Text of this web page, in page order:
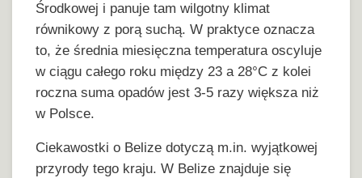
Środkowej i panuje tam wilgotny klimat
równikowy z porą suchą. W praktyce oznacza
to, że średnia miesięczna temperatura oscyluje
w ciągu całego roku między 23 a 28°C z kolei
roczna suma opadów jest 3-5 razy większa niż
w Polsce.
Ciekawostki o Belize dotyczą m.in. wyjątkowej
przyrody tego kraju. W Belize znajduje się